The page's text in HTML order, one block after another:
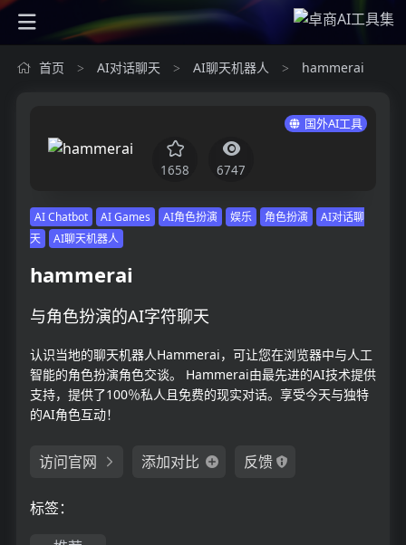
首页 > AI对话聊天 > AI聊天机器人 > hammerai
国外AI工具
1658 6747
AI Chatbot AI Games AI角色扮演 娱乐 角色扮演
AI对话聊
天
AI聊天机器人
hammerai
与角色扮演的AI字符聊天
认识当地的聊天机器人Hammerai，可让您在浏览器中与人工
智能的角色扮演角色交谈。 Hammerai由最先进的AI技术提供
支持，提供了100％私人且免费的现实对话。享受今天与独特
的AI角色互动！
访问官网 添加对比 反馈
标签：